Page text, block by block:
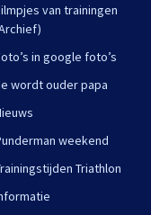
van trainingen
in google foto’s
wordt ouder papa
weekend
Triathlon